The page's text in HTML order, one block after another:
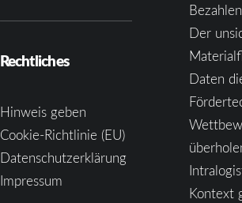
Rechtliches
Hinweis geben
Cookie-Richtlinie (EU)
Datenschutzerklärung
Impressum
Bezahlen
Der
Daten
Kontext